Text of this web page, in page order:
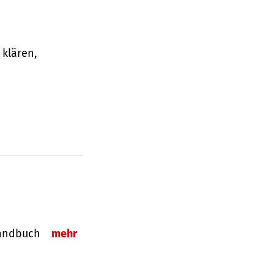
klären,
mehr